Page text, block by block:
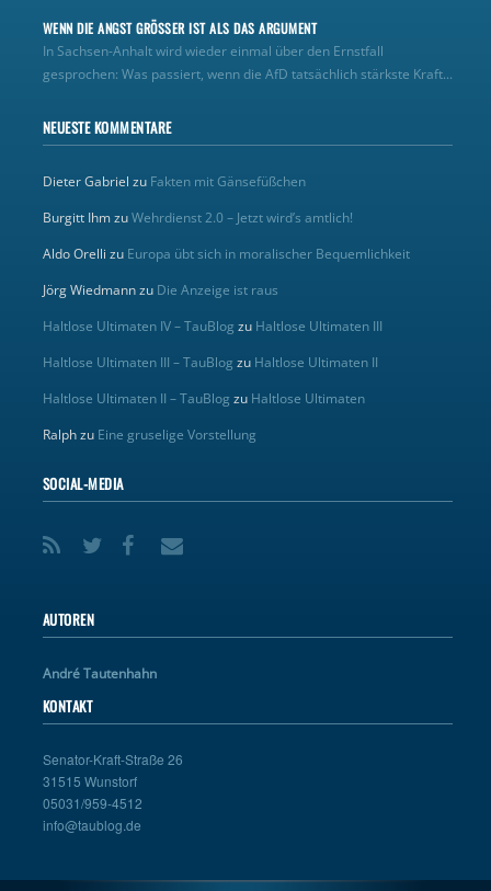
WENN DIE ANGST GRÖSSER IST ALS DAS ARGUMENT
In Sachsen-Anhalt wird wieder einmal über den Ernstfall
gesprochen: Was passiert, wenn die AfD tatsächlich stärkste Kraft...
NEUESTE KOMMENTARE
Dieter Gabriel zu Fakten mit Gänsefüßchen
Burgitt IhmzuWehrdienst 2.0 – Jetzt wird’s amtlich!
Aldo Orelli zu Europa übt sich in moralischer Bequemlichkeit
Jörg Wiedmannzu Die Anzeige ist raus
Haltlose Ultimaten IV – TauBlog zu Haltlose Ultimaten III
Haltlose Ultimaten III – TauBlog zu Haltlose Ultimaten II
Haltlose Ultimaten II – TauBlog zu Haltlose Ultimaten
Ralphzu Eine gruselige Vorstellung
SOCIAL-MEDIA
AUTOREN
André Tautenhahn
KONTAKT
Senator-Kraft-Straße 26
31515 Wunstorf
05031/959-4512
info@taublog.de